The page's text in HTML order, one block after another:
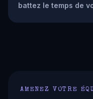
battez le temps de
AMENEZ VOTRE